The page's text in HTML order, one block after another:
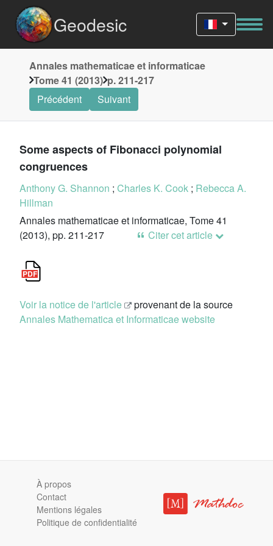
Geodesic
Annales mathematicae et informaticae
Tome 41 (2013) p. 211-217
Précédent
Suivant
Some aspects of Fibonacci polynomial
congruences
Anthony G. Shannon ; Charles K. Cook ; Rebecca A.
Hillman
Annales mathematicae et informaticae, Tome 41
(2013), pp. 211-217
Citer cet article
Voir la notice de l'article
provenant de la source
Annales Mathematica et Informaticae website
À propos
Contact
Mentions légales
Politique de confidentialité